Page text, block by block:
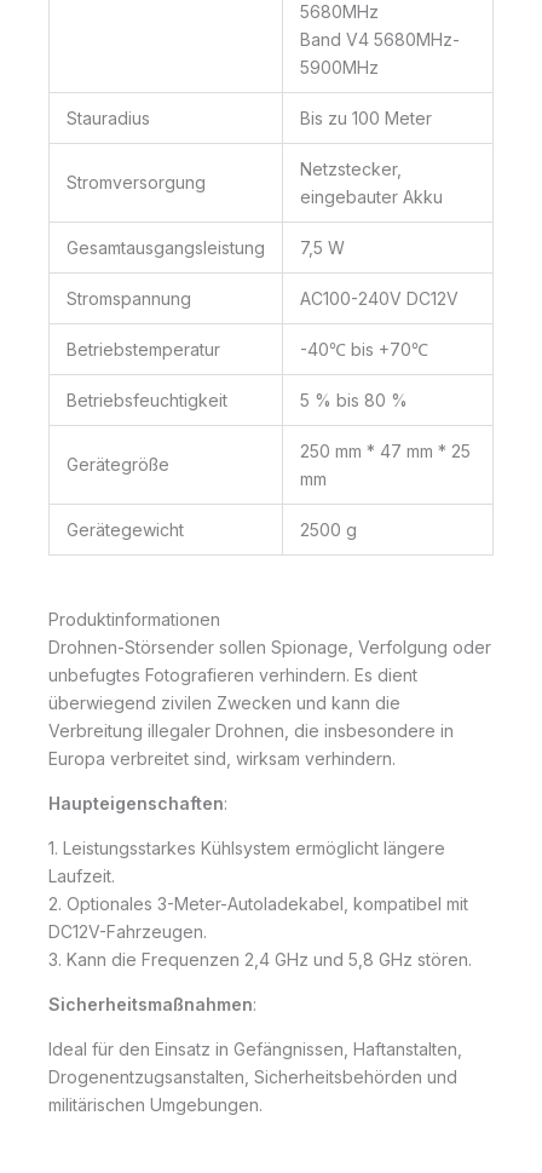
5680MHz
Band V4 5680MHz-
5900MHz
Stauradius Bis zu 100 Meter
Stromversorgung
Netzstecker,
eingebauter Akku
Gesamtausgangsleistung 7,5 W
Stromspannung AC100-240V DC12V
Betriebstemperatur -40℃ bis +70℃
Betriebsfeuchtigkeit 5 % bis 80 %
Gerätegröße
250 mm * 47 mm * 25
mm
Gerätegewicht 2500 g
Produktinformationen
Drohnen-Störsender sollen Spionage, Verfolgung oder
unbefugtes Fotografieren verhindern. Es dient
überwiegend zivilen Zwecken und kann die
Verbreitung illegaler Drohnen, die insbesondere in
Europa verbreitet sind, wirksam verhindern.
Haupteigenschaften:
1. Leistungsstarkes Kühlsystem ermöglicht längere
Laufzeit.
2. Optionales 3-Meter-Autoladekabel, kompatibel mit
DC12V-Fahrzeugen.
3. Kann die Frequenzen 2,4 GHz und 5,8 GHz stören.
Sicherheitsmaßnahmen:
Ideal für den Einsatz in Gefängnissen, Haftanstalten,
Drogenentzugsanstalten, Sicherheitsbehörden und
militärischen Umgebungen.